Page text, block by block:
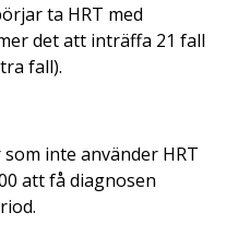
ta HRT med
det att inträffa 21 fall
fall).
inte använder HRT
att få diagnosen